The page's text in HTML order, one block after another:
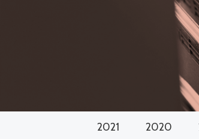
2021 2020